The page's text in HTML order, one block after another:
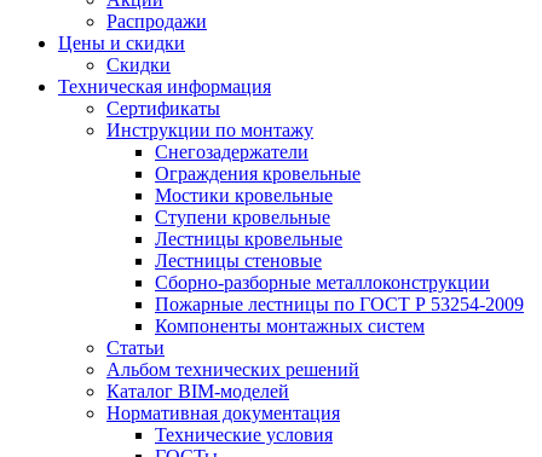
Распродажи
Цены и скидки
Скидки
Техническая информация
Сертификаты
Инструкции по монтажу
Снегозадержатели
Ограждения кровельные
Мостики кровельные
Ступени кровельные
Лестницы кровельные
Лестницы стеновые
Сборно-разборные металлоконструкции
Пожарные лестницы по ГОСТ Р 53254-2009
Компоненты монтажных систем
Статьи
Альбом технических решений
Каталог BIM-моделей
Нормативная документация
Технические условия